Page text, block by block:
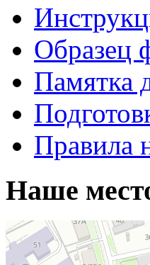
Образец
Памятка
Правила
Наше